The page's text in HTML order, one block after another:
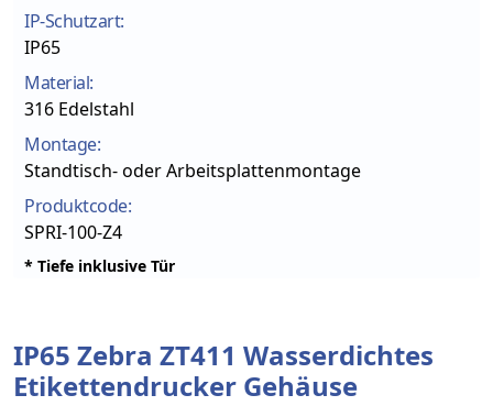
IP-Schutzart:
IP65
Material:
316 Edelstahl
Montage:
Standtisch- oder Arbeitsplattenmontage
Produktcode:
SPRI-100-Z4
* Tiefe inklusive Tür
IP65 Zebra ZT411 Wasserdichtes
Etikettendrucker Gehäuse